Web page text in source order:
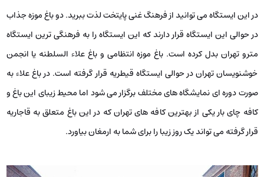
در این ایستگاه می توانید از فرهنگ غنی پایتخت لذت ببرید. دو باغ موزه جذاب
در حوالی این ایستگاه قرار دارند که این ایستگاه را به فرهنگی ترین ایستگاه
مترو تهران بدل کرده است. باغ موزه انتظامی و باغ علاء السلطنه یا انجمن
خوشنویسان تهران در حوالی ایستگاه قیطریه قرار گرفته است. در باغ علاء به
صورت دوره ای نمایشگاه های مختلف برگزار می شود اما محیط زیبای این باغ و
کافه چای بار یکی از بهترین کافه های تهران که در این باغ متعلق به قاجاریه
قرار گرفته می تواند یک روز زیبا را برای شما به ارمغان بیاورد.